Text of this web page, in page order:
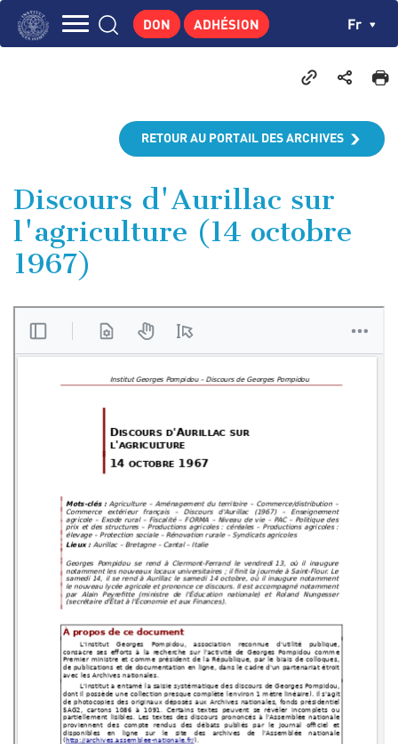
Aller
CENTRE DE RECHERCHES
PUBLICATIONS
ACTUALITÉS
ENSEIGNEMENT
DON ADHÉSION Fr
RETOUR AU PORTAIL DES ARCHIVES
Discours d'Aurillac sur
l'agriculture (14 octobre
1967)
Panneau de gestion des cookies